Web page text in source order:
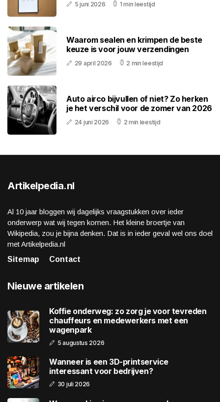
5 juni 2026 1 min leestijd
Waarom sealen en krimpen de beste
keuze is voor jouw verzendingen
29 april 2026 2 min leestijd
Auto airco bijvullen of niet? Zo herken
je het verschil voor de zomer van 2026
24 juni 2026 2 min leestijd
Artikelpedia.nl
Al 10 jaar bloggen wij dagelijks vraagstukken over ieder
onderwerp wat wij tegen komen. Het kleine broertje van
Wikipedia, zou je bijna denken. Dat is in ieder geval wel ons doel
met Artikelpedia.nl
Sitemap
Contact
Nieuwe artikelen
Koffie onderweg: zo zorg je voor tevreden
chauffeurs en medewerkers met een
wagenpark
5 augustus 2026
Wanneer is een 3D-printservice
interessant voor bedrijven?
30 juli 2026